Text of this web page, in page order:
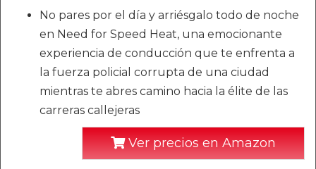
No pares por el día y arriésgalo todo de noche
en Need for Speed Heat, una emocionante
experiencia de conducción que te enfrenta a
la fuerza policial corrupta de una ciudad
mientras te abres camino hacia la élite de las
carreras callejeras
Ver precios en Amazon